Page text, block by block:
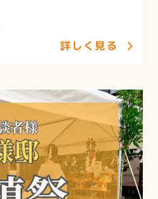
詳しく見る